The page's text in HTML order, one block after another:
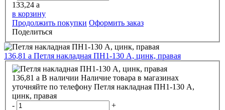
133,24 a
в корзину
Продолжить покупки Оформить заказ
Поделиться
136,81 a Петля накладная ПН1-130 А, цинк, правая
136,81 a В наличии Наличие товара в магазинах
уточняйте по телефону Петля накладная ПН1-130 А,
цинк, правая
-
+